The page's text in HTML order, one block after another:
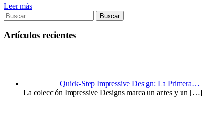
Leer más
Buscar
Artículos recientes
Quick-Step Impressive Design: La Primera…
La colección Impressive Designs marca un antes y un […]